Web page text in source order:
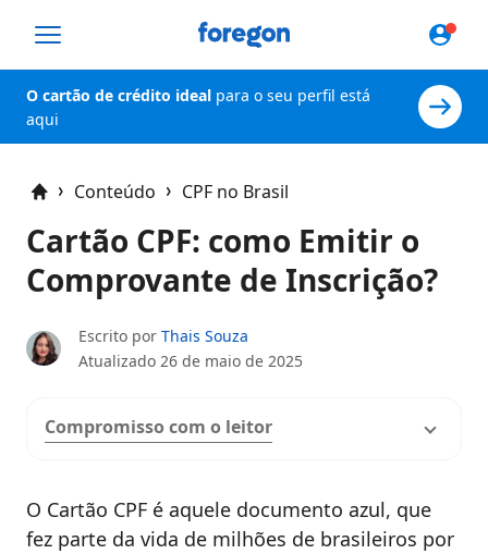
Foregon.com
O cartão de crédito ideal para o seu perfil está
aqui
HomeConteúdo CPF no Brasil
Cartão CPF: como Emitir o
Comprovante de Inscrição?
Escrito por Thais Souza
Atualizado 26 de maio de 2025
Compromisso com o leitor
O Cartão CPF é aquele documento azul, que
fez parte da vida de milhões de brasileiros por